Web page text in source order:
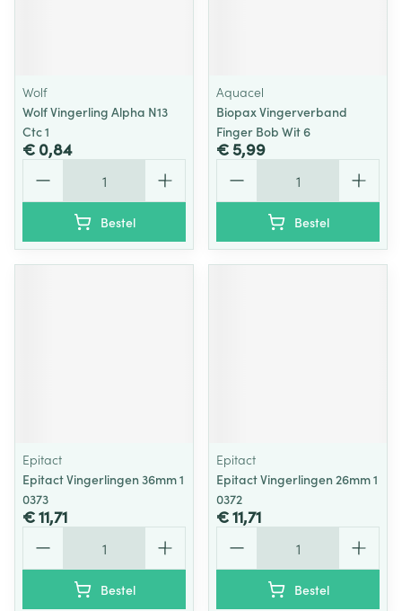
Wolf
Wolf Vingerling Alpha N13
Ctc 1
€ 0,84
Bestel
Aquacel
Biopax Vingerverband
Finger Bob Wit 6
€ 5,99
Bestel
Epitact
Epitact Vingerlingen 36mm 1
0373
€ 11,71
Bestel
Epitact
Epitact Vingerlingen 26mm 1
0372
€ 11,71
Bestel